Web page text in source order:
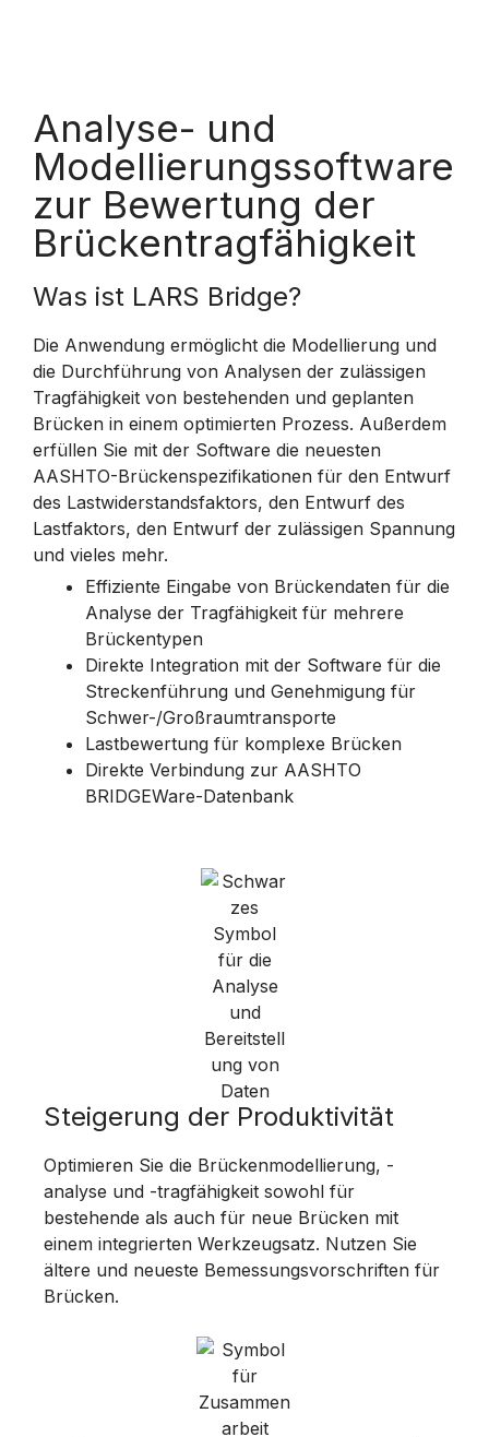
Analyse- und
Modellierungssoftware
zur Bewertung der
Brückentragfähigkeit
Was ist LARS Bridge?
Die Anwendung ermöglicht die Modellierung und
die Durchführung von Analysen der zulässigen
Tragfähigkeit von bestehenden und geplanten
Brücken in einem optimierten Prozess. Außerdem
erfüllen Sie mit der Software die neuesten
AASHTO-Brückenspezifikationen für den Entwurf
des Lastwiderstandsfaktors, den Entwurf des
Lastfaktors, den Entwurf der zulässigen Spannung
und vieles mehr.
Effiziente Eingabe von Brückendaten für die
Analyse der Tragfähigkeit für mehrere
Brückentypen
Direkte Integration mit der Software für die
Streckenführung und Genehmigung für
Schwer-/Großraumtransporte
Lastbewertung für komplexe Brücken
Direkte Verbindung zur AASHTO
BRIDGEWare-Datenbank
Steigerung der Produktivität
Optimieren Sie die Brückenmodellierung, -
analyse und -tragfähigkeit sowohl für
bestehende als auch für neue Brücken mit
einem integrierten Werkzeugsatz. Nutzen Sie
ältere und neueste Bemessungsvorschriften für
Brücken.